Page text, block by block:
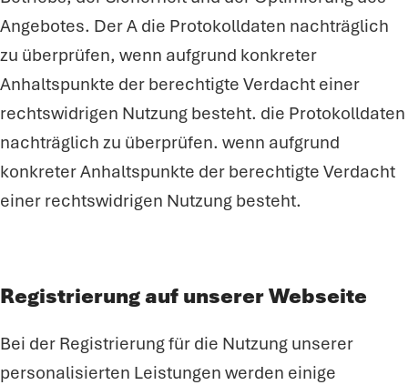
Angebotes. Der A die Protokolldaten nachträglich
zu überprüfen, wenn aufgrund konkreter
Anhaltspunkte der berechtigte Verdacht einer
rechtswidrigen Nutzung besteht. die Protokolldaten
nachträglich zu überprüfen. wenn aufgrund
konkreter Anhaltspunkte der berechtigte Verdacht
einer rechtswidrigen Nutzung besteht.
Registrierung auf unserer Webseite
Bei der Registrierung für die Nutzung unserer
personalisierten Leistungen werden einige